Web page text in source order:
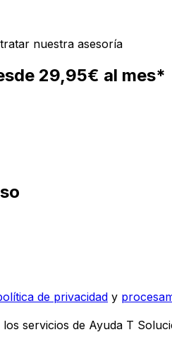
nuestra asesoría
29,95€ al mes*
de privacidad y
servicios de Ayuda T